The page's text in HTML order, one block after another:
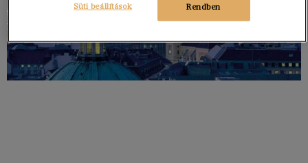
Rendben
Süti beállítások